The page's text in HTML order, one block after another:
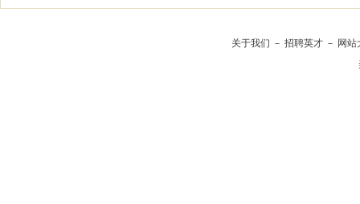
关于我们 － 招聘英才 － 网站